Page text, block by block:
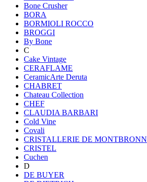
Bone Crusher
BORA
BORMIOLI ROCCO
BROGGI
By Bone
C
Cake Vintage
CERAFLAME
CeramicArte Deruta
CHABRET
Chateau Collection
CHEF
CLAUDIA BARBARI
Cold Vine
Covali
CRISTALLERIE DE MONTBRONN
CRISTEL
Cuchen
D
DE BUYER